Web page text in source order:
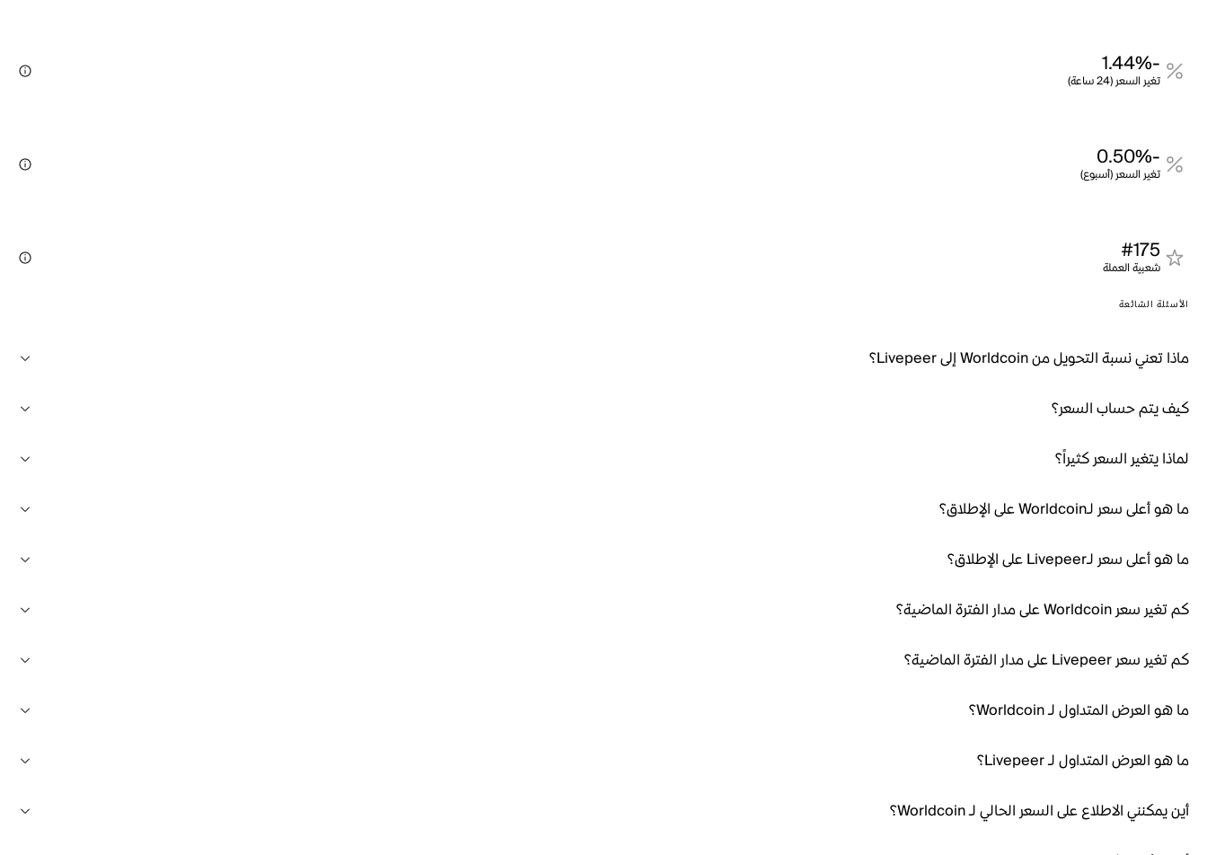
-1.44%
تغير السعر (24 ساعة)
-0.50%
تغير السعر (أسبوع)
#175
شعبية العملة
الأسئلة الشائعة
ماذا تعني نسبة التحويل من Worldcoin إلى Livepeer؟
كيف يتم حساب السعر؟
لماذا يتغير السعر كثيراً؟
ما هو أعلى سعر لـWorldcoin على الإطلاق؟
ما هو أعلى سعر لـLivepeer على الإطلاق؟
كم تغير سعر Worldcoin على مدار الفترة الماضية؟
كم تغير سعر Livepeer على مدار الفترة الماضية؟
ما هو العرض المتداول لـ Worldcoin؟
ما هو العرض المتداول لـ Livepeer؟
أين يمكنني الاطلاع على السعر الحالي لـ Worldcoin؟